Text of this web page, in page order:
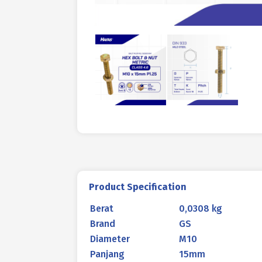
Product Specification
Berat
0,0308 kg
Brand
GS
Diameter
M10
Panjang
15mm